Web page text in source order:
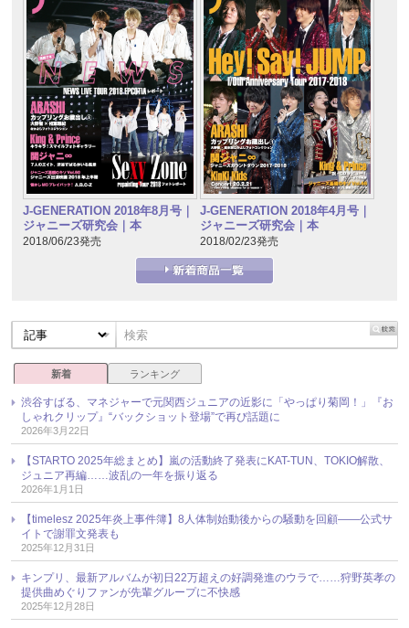
J-GENERATION 2018年8月号｜
ジャニーズ研究会｜本
2018/06/23発売
J-GENERATION 2018年4月号｜
ジャニーズ研究会｜本
2018/02/23発売
新着 ランキング
渋谷すばる、マネジャーで元関西ジュニアの近影に「やっぱり菊岡！」『お
しゃれクリップ』“バックショット登場”で再び話題に
2026年3月22日
【STARTO 2025年総まとめ】嵐の活動終了発表にKAT-TUN、TOKIO解散、
ジュニア再編……波乱の一年を振り返る
2026年1月1日
【timelesz 2025年炎上事件簿】8人体制始動後からの騒動を回顧――公式サ
イトで謝罪文発表も
2025年12月31日
キンプリ、最新アルバムが初日22万超えの好調発進のウラで……狩野英孝の
提供曲めぐりファンが先輩グループに不快感
2025年12月28日